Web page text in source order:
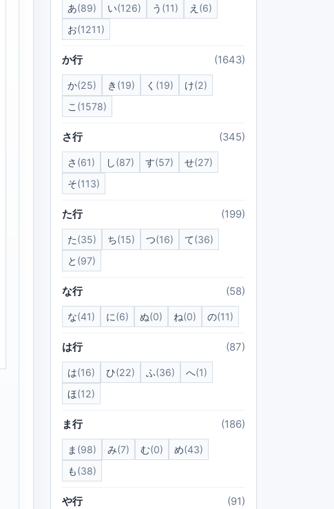
あ(89) い(126) う (11) え (6)
お(1211)
か行 (1643)
か(25) き (19) く (19) け(2)
こ (1578)
さ行 (345)
さ (61) し(87) す(57) せ(27)
そ(113)
た行 (199)
た(35) ち(15) つ(16) て(36)
と (97)
な行 (58)
な(41) に(6) ぬ(0) ね(0) の(11)
は行 (87)
は(16) ひ(22) ふ(36) へ(1)
ほ(12)
ま行 (186)
ま (98) み(7) む(0) め(43)
も(38)
や行 (91)